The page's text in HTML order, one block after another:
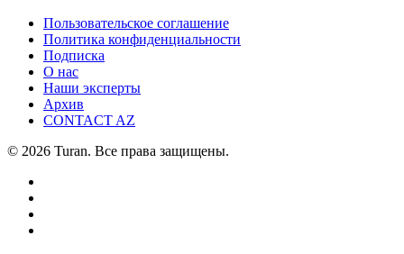
Пользовательское соглашение
Политика конфиденциальности
Подписка
О нас
Наши эксперты
Архив
CONTACT AZ
© 2026 Turan. Все права защищены.